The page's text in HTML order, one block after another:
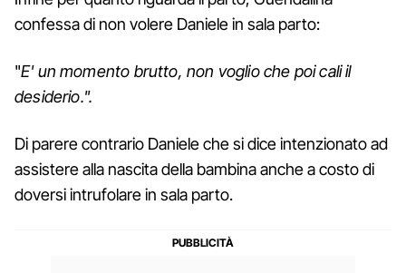
confessa di non volere Daniele in sala parto:
"E' un momento brutto, non voglio che poi cali il
desiderio.".
Di parere contrario Daniele che si dice intenzionato ad
assistere alla nascita della bambina anche a costo di
doversi intrufolare in sala parto.